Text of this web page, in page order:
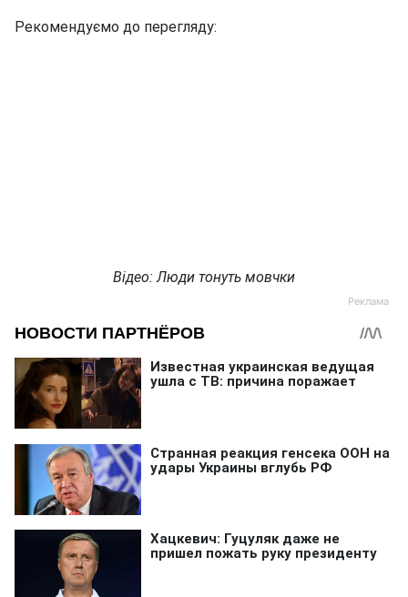
Рекомендуємо до перегляду:
Відео: Люди тонуть мовчки